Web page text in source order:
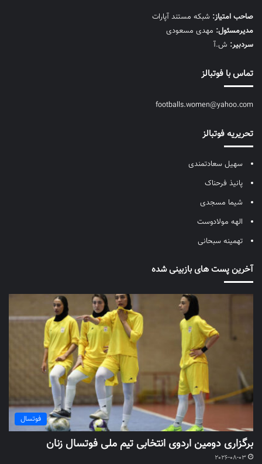
صاحب امتیاز: شبکه مستند آپارات
مديرمسئول: مهدی مسعودی
سردبیر: ش.آ
تماس با فوتبالز
footballs.women@yahoo.com
تحریریه فوتبالز
سهیل سعادتمندی
پانیذ فرحناک
شیما مسجدی
الهه مولادوست
تهمینه سبحانی
آخرین پست های بازبینی شده
فوتسال
برگزاری دومین اردوی انتخابی تیم ملی فوتسال زنان
2026-08-03